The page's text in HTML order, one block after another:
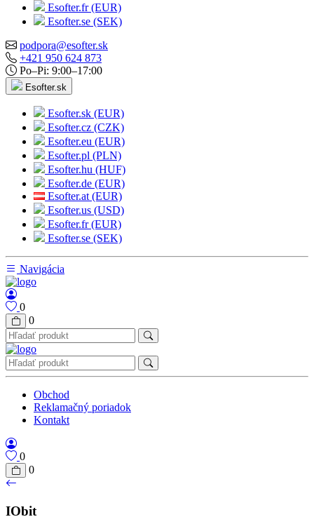
Esofter.fr (EUR)
Esofter.se (SEK)
podpora@esofter.sk
+421 950 624 873
Po–Pi: 9:00–17:00
Esofter.sk
Esofter.sk (EUR)
Esofter.cz (CZK)
Esofter.eu (EUR)
Esofter.pl (PLN)
Esofter.hu (HUF)
Esofter.de (EUR)
Esofter.at (EUR)
Esofter.us (USD)
Esofter.fr (EUR)
Esofter.se (SEK)
Navigácia
0
0
Obchod
Reklamačný poriadok
Kontakt
0
0
IObit